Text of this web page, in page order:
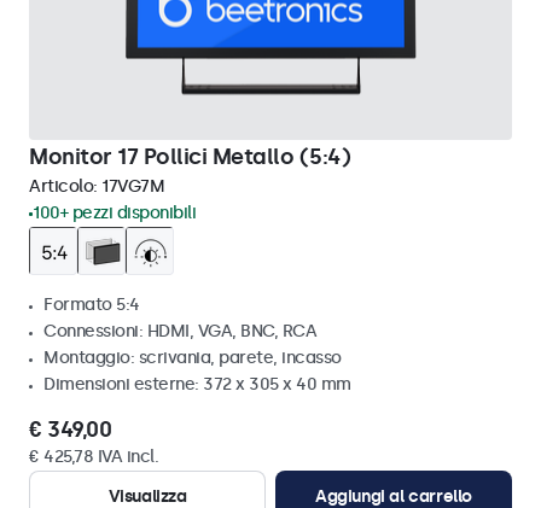
Monitor 17 Pollici Metallo (5:4)
Articolo: 17VG7M
100+ pezzi disponibili
Formato 5:4
Connessioni: HDMI, VGA, BNC, RCA
Montaggio: scrivania, parete, incasso
Dimensioni esterne: 372 x 305 x 40 mm
€ 349,00
€ 425,78 IVA incl.
Visualizza
Aggiungi al carrello